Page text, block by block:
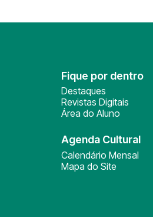
Fique por dentro
Destaques
Revistas Digitais
Área do Aluno
Agenda Cultural
Calendário Mensal
Mapa do Site